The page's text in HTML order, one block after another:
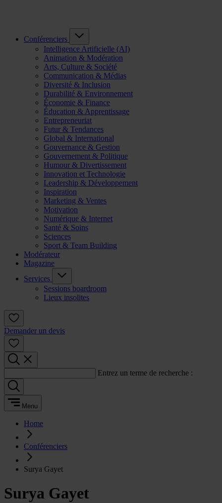
Conférenciers
Intelligence Artificielle (AI)
Animation & Modération
Arts, Culture & Société
Communication & Médias
Diversité & Inclusion
Durabilité & Environnement
Économie & Finance
Éducation & Apprentissage
Entrepreneuriat
Futur & Tendances
Global & International
Gouvernance & Gestion
Gouvernement & Politique
Humour & Divertissement
Innovation et Technologie
Leadership & Développement
Inspiration
Marketing & Ventes
Motivation
Numérique & Internet
Santé & Soins
Sciences
Sport & Team Building
Modérateur
Magazine
Services
Sessions boardroom
Lieux insolites
Demander un devis
Entrez un terme de recherche :
Menu
Home
Conférenciers
Surya Gayet
Surya Gayet